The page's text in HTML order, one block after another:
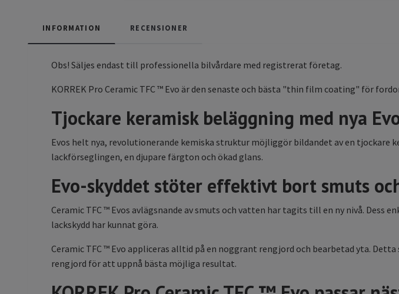
INFORMATION RECENSIONER
Obs! Säljes endast till professionella bilvårdare med registrerat företag.
KORREK Pro Ceramic TFC ™ Evo är den senaste och bästa "thin film coating" för
Tjockare keramisk beläggning med nya
Evos helt nya, revolutionerande kemiska struktur möjliggör bildandet av en
lackförseglingen, en djupare färgton och ökad glans.
Evo-skyddet stöter effektivt bort smuts
Ceramic TFC ™ Evos avlägsnande av smuts och vatten har tagits till en ny nivå. Dess
lackskydd har kunnat göra.
Ceramic TFC ™ Evo appliceras alltid på en noggrant rengjord och bearbetad yta.
rengjord för att uppnå bästa möjliga resultat.